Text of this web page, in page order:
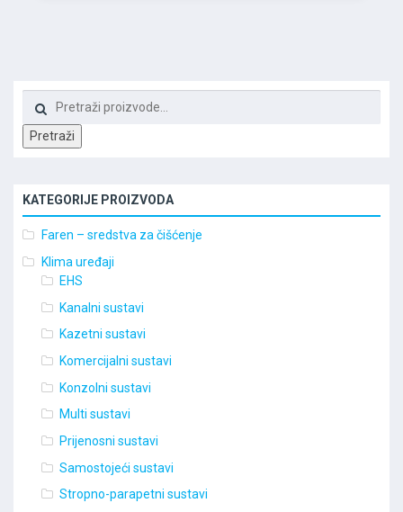
Pretraži
KATEGORIJE PROIZVODA
Faren – sredstva za čišćenje
Klima uređaji
EHS
Kanalni sustavi
Kazetni sustavi
Komercijalni sustavi
Konzolni sustavi
Multi sustavi
Prijenosni sustavi
Samostojeći sustavi
Stropno-parapetni sustavi